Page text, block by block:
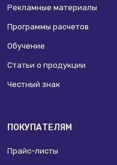
Рекламные материалы
Программы расчетов
Обучение
Статьи о продукции
Честный знак
ПОКУПАТЕЛЯМ
Прайс-листы